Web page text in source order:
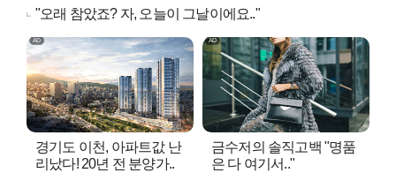
"오래 참았죠? 자, 오늘이 그날이에요.."
경기도 이천, 아파트값 난
리났다! 20년 전 분양가..
금수저의 솔직고백 "명품
은 다 여기서.."